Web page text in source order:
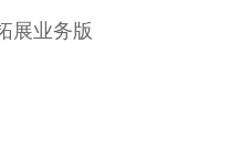
展业务版